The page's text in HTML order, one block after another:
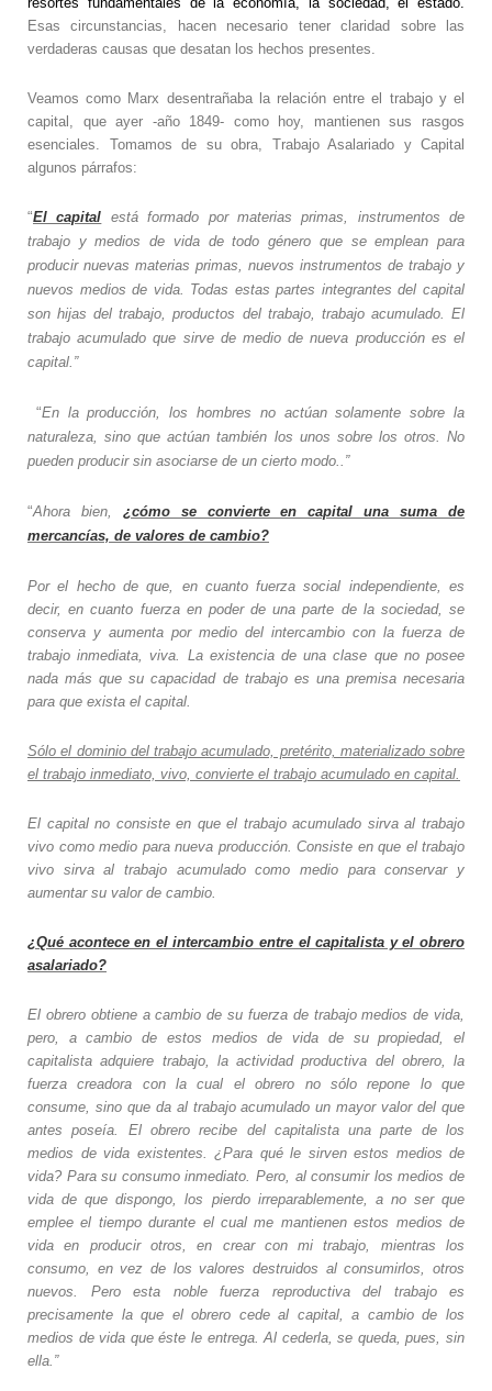
Esas circunstancias, hacen necesario tener claridad sobre las
verdaderas causas que desatan los hechos presentes.
Veamos como Marx desentrañaba la relación entre el trabajo y el
capital, que ayer -año 1849- como hoy, mantienen sus rasgos
esenciales. Tomamos de su obra, Trabajo Asalariado y Capital
algunos párrafos:
“El capital está formado por materias primas, instrumentos de
trabajo y medios de vida de todo género que se emplean para
producir nuevas materias primas, nuevos instrumentos de trabajo y
nuevos medios de vida. Todas estas partes integrantes del capital
son hijas del trabajo, productos del trabajo, trabajo acumulado. El
trabajo acumulado que sirve de medio de nueva producción es el
capital.”
“En la producción, los hombres no actúan solamente sobre la
naturaleza, sino que actúan también los unos sobre los otros. No
pueden producir sin asociarse de un cierto modo..”
“Ahora bien, ¿cómo se convierte en capital una suma de
mercancías, de valores de cambio?
Por el hecho de que, en cuanto fuerza social independiente, es
decir, en cuanto fuerza en poder de una parte de la sociedad, se
conserva y aumenta por medio del intercambio con la fuerza de
trabajo inmediata, viva. La existencia de una clase que no posee
nada más que su capacidad de trabajo es una premisa necesaria
para que exista el capital.
Sólo el dominio del trabajo acumulado, pretérito, materializado sobre
el trabajo inmediato, vivo, convierte el trabajo acumulado en capital.
El capital no consiste en que el trabajo acumulado sirva al trabajo
vivo como medio para nueva producción. Consiste en que el trabajo
vivo sirva al trabajo acumulado como medio para conservar y
aumentar su valor de cambio.
¿Qué acontece en el intercambio entre el capitalista y el obrero
asalariado?
El obrero obtiene a cambio de su fuerza de trabajo medios de vida,
pero, a cambio de estos medios de vida de su propiedad, el
capitalista adquiere trabajo, la actividad productiva del obrero, la
fuerza creadora con la cual el obrero no sólo repone lo que
consume, sino que da al trabajo acumulado un mayor valor del que
antes poseía. El obrero recibe del capitalista una parte de los
medios de vida existentes. ¿Para qué le sirven estos medios de
vida? Para su consumo inmediato. Pero, al consumir los medios de
vida de que dispongo, los pierdo irreparablemente, a no ser que
emplee el tiempo durante el cual me mantienen estos medios de
vida en producir otros, en crear con mi trabajo, mientras los
consumo, en vez de los valores destruidos al consumirlos, otros
nuevos. Pero esta noble fuerza reproductiva del trabajo es
precisamente la que el obrero cede al capital, a cambio de los
medios de vida que éste le entrega. Al cederla, se queda, pues, sin
ella.”